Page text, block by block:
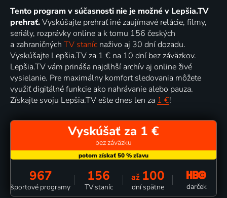
Tento program v súčasnosti nie je možné v Lepšia.TV
prehrať.Vyskúšajte prehrať iné zaujímavé relácie, filmy,
seriály, rozprávky online a k tomu 156 českých
a zahraničných TV staníc naživo aj 30 dní dozadu.
Vyskúšajte Lepšia.TV za 1 € na 10 dní bez záväzkov.
Lepšia.TV vám prináša najdlhší archív aj online živé
vysielanie. Pre maximálny komfort sledovania môžete
využiť digitálné funkcie ako nahrávanie alebo pauza.
Získajte svoju Lepšia.TV ešte dnes len za 1 €!
Vyskúšať za 1 €
bez záväzku
967
športové programy
156
TV staníc
až 100
dní spätne darček